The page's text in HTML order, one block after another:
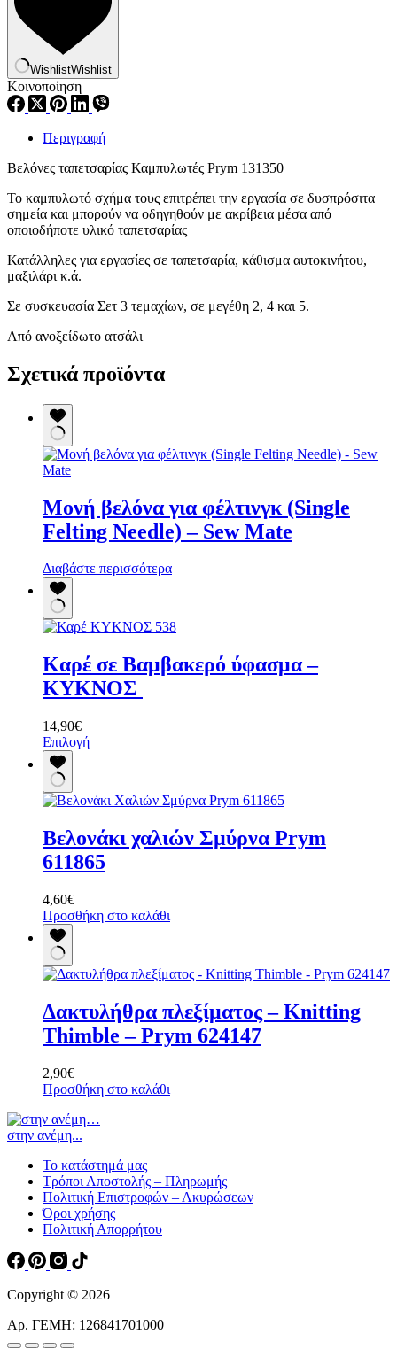
WishlistWishlist
Κοινοποίηση
Περιγραφή
Βελόνες ταπετσαρίας Καμπυλωτές Prym 131350
Το καμπυλωτό σχήμα τους επιτρέπει την εργασία σε δυσπρόσιτα
σημεία και μπορούν να οδηγηθούν με ακρίβεια μέσα από
οποιοδήποτε υλικό ταπετσαρίας
Κατάλληλες για εργασίες σε ταπετσαρία, κάθισμα αυτοκινήτου,
μαξιλάρι κ.ά.
Σε συσκευασία Σετ 3 τεμαχίων, σε μεγέθη 2, 4 και 5.
Από ανοξείδωτο ατσάλι
Σχετικά προϊόντα
Μονή βελόνα για φέλτινγκ (Single
Felting Needle) – Sew Mate
Διαβάστε περισσότερα
Καρέ σε Βαμβακερό ύφασμα –
ΚΥΚΝΟΣ
14,90€
ΕπιλογήΑυτό
πολλαπλές
Οι
επιλογές
μπορούν
στη
Βελονάκι χαλιών Σμύρνα Prym
611865
4,60€
Προσθήκη στο καλάθι
Δακτυλήθρα πλεξίματος – Knitting
Thimble – Prym 624147
2,90€
Προσθήκη στο καλάθι
στην ανέμη...
Το κατάστημά μας
Τρόποι Αποστολής – Πληρωμής
Πολιτική Επιστροφών – Ακυρώσεων
Όροι χρήσης
Πολιτική Απορρήτου
Copyright © 2026
Αρ. ΓΕΜΗ: 126841701000